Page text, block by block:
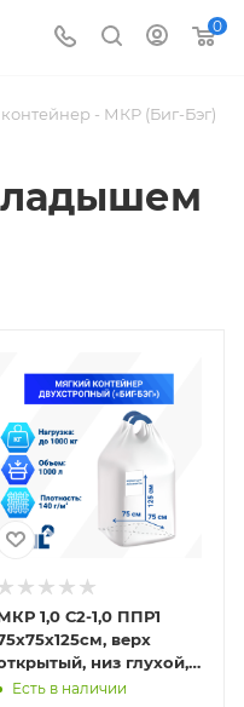
0
- МКР (Биг-Бэг)
1,0 С2-1,0 ППР1
верх
низ глухой,
м2
Есть в наличии